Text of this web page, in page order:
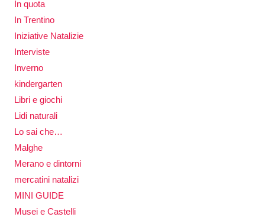
In quota
In Trentino
Iniziative Natalizie
Interviste
Inverno
kindergarten
Libri e giochi
Lidi naturali
Lo sai che…
Malghe
Merano e dintorni
mercatini natalizi
MINI GUIDE
Musei e Castelli